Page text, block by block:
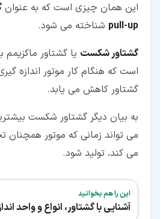
این همان چیزی است که به عنوان
pull-up شناخته می شود.
گشتاور شکست یا گشتاور
است که هنگام کار موتور اندازه
گشتاور کاهش می یابد.
به بیان دیگر گشتاور شکست
می تواند زمانی که موتور همچنان
می کند، تولید شود.
این را هم بخوانید
آشنایی با گشتاور، انواع و واحد